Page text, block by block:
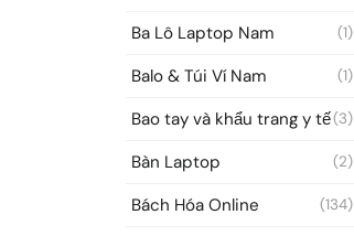
Ba Lô Laptop Nam
(1)
Balo & Túi Ví Nam (1)
Bao tay và khẩu trang y tế(3)
Bàn Laptop (2)
Bách Hóa Online (134)